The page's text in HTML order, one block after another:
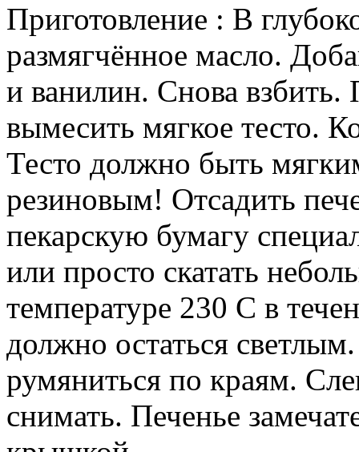
Приготовление : В
размягчённое масло.
и ванилин. Снова взбить.
вымесить мягкое тесто.
Тесто должно быть
резиновым! Отсадить
пекарскую бумагу
или просто скатать
температуре 230 С в
должно остаться
румяниться по краям.
снимать. Печенье